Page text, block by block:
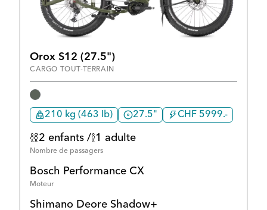
Orox S12 (27.5")
CARGO TOUT-TERRAIN
210 kg (463 lb) 27.5" CHF 5999.-
2 enfants / 1 adulte
Nombre de passagers
Bosch Performance CX
Moteur
Shimano Deore Shadow+